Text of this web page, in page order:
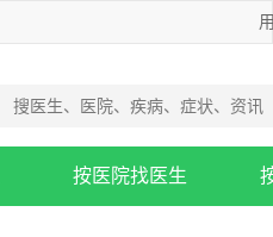
按医院找医生